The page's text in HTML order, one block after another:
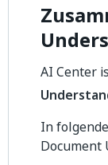
AI Center
In
Document